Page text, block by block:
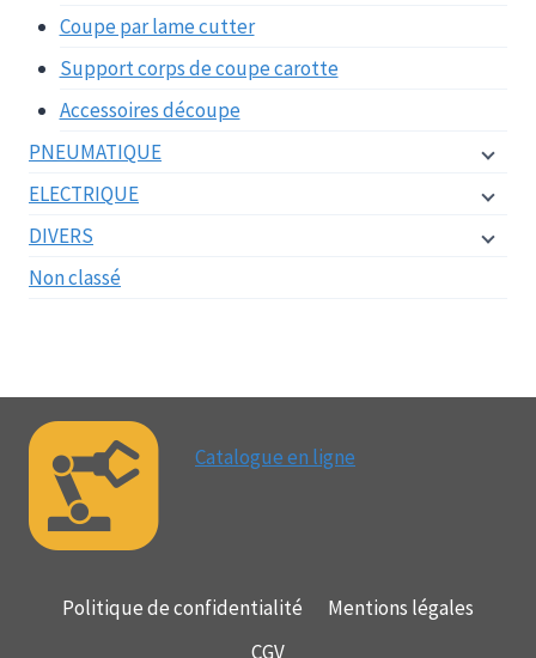
Coupe par lame cutter
Support corps de coupe carotte
Accessoires découpe
PNEUMATIQUE
ELECTRIQUE
DIVERS
Non classé
Catalogue en ligne
Politique de confidentialité
Mentions légales
CGV